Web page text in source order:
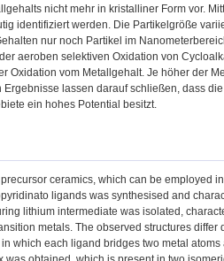
nicht mehr in kristalliner Form vor.
identifiziert werden. Die Partikelgröße
nur noch Partikel im
aeroben selektiven Oxidation von
vom Metallgehalt. Je höher der
lassen darauf schließen, dass
ein hohes Potential besitzt.
ceramics, which can be employed
ligands was synthesised and
lithium intermediate was isolated,
metals. The observed structures differ
which each ligand bridges two metal